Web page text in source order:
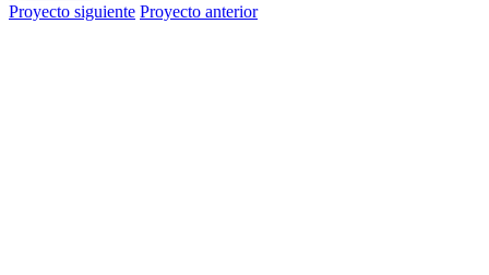
Proyecto siguiente Proyecto anterior